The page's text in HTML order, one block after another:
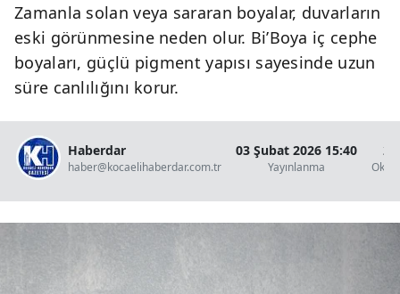
Zamanla solan veya sararan boyalar, duvarların
eski görünmesine neden olur. Bi’Boya iç cephe
boyaları, güçlü pigment yapısı sayesinde uzun
süre canlılığını korur.
Haberdar
haber@kocaelihaberdar.com.tr
03 Şubat 2026 15:40
Yayınlanma
2